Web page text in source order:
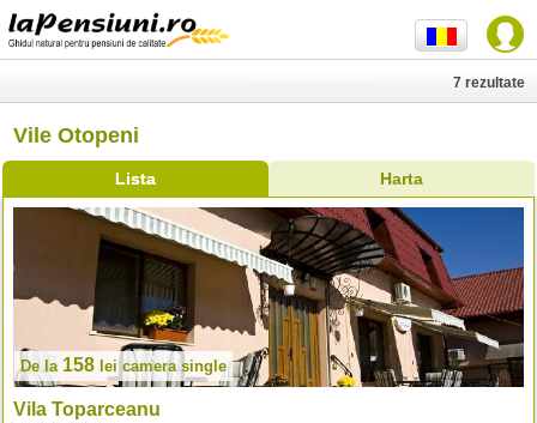
Vile Otopeni
Lista Harta
7 rezultate
De la 158 lei camera single
Vila Toparceanu